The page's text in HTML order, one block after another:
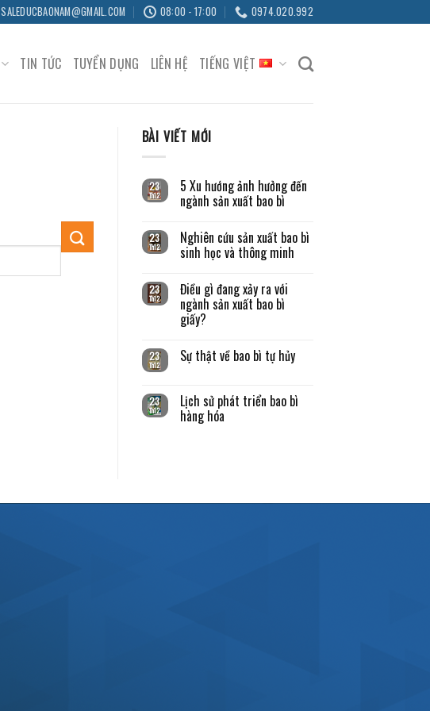
SALEDUCBAONAM@GMAIL.COM 08:00 - 17:00 0974.020.992
TIN TỨC TUYỂN DỤNG LIÊN HỆ TIẾNG VIỆT
BÀI VIẾT MỚI
23
Th12 5 Xu hướng ảnh hưởng đến
ngành sản xuất bao bì
23
Th12 Nghiên cứu sản xuất bao bì
sinh học và thông minh
23
Th12 Điều gì đang xảy ra với
ngành sản xuất bao bì
giấy?
23
Th12 Sự thật về bao bì tự hủy
23
Th12 Lịch sử phát triển bao bì
hàng hóa